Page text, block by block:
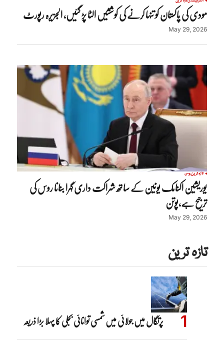
مودی کی پاکستان کو تنہا کرنے کی کوششیں الٹا پڑ گئیں، الجزیرہ رپورٹ
May 29, 2026
تازہ ترینروس
یوریشین اکنامک یونین کے ساتھ شراکت داری گہرا بنانا روس کی
ترجیح ہے،پوتن
May 29, 2026
تازہ ترین
پرتگال میں جولائی میں شمسی توانائی بجلی کا پہلا بڑا ذریعہ